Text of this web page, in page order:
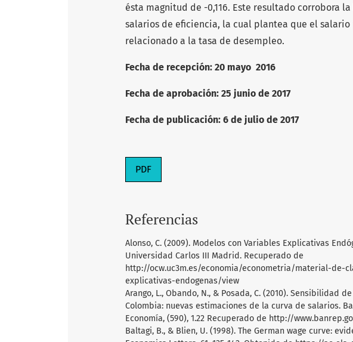
ésta magnitud de -0,116. Este resultado corrobora
salarios de eficiencia, la cual plantea que el
relacionado a la tasa de desempleo.
Fecha de recepción: 20 mayo 2016
Fecha de aprobación: 25 junio de 2017
Fecha de publicación: 6 de julio de 2017
PDF
Referencias
Alonso, C. (2009). Modelos con Variables Explicativas
Universidad Carlos III Madrid. Recuperado de
http://ocw.uc3m.es/economia/econometria/material-de-
explicativas-endogenas/view
Arango, L., Obando, N., & Posada, C. (2010). Sensibilidad
Colombia: nuevas estimaciones de la curva de salarios.
Economía, (590), 1.22 Recuperado de http://
Baltagi, B., & Blien, U. (1998). The German wage curve: